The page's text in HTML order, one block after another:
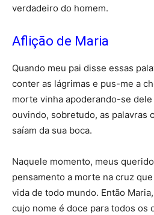
verdadeiro do homem.
Aflição de Maria
Quando meu pai disse essas
conter as lágrimas e pus-me a
morte vinha apoderando-se
ouvindo, sobretudo, as palavras
saíam da sua boca.
Naquele momento, meus
pensamento a morte na cruz
vida de todo mundo. Então
cujo nome é doce para todos os